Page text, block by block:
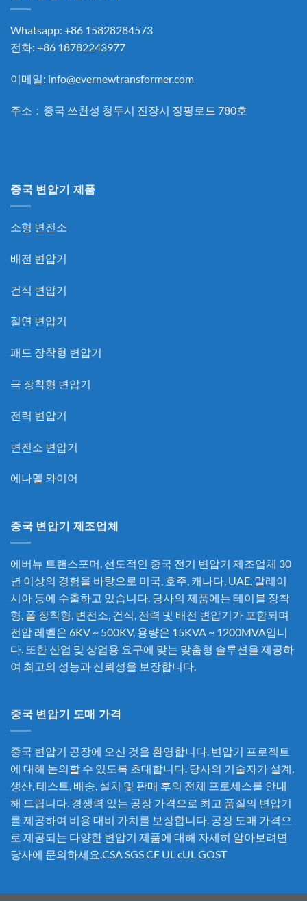
Whatsapp: +86 15828284573
전화: +86 18782243977
이메일: info@evernewtransformer.com
주소：중국 쓰촨성 청두시 진장시 징핑로드 780호
중국 변압기 제품
소형 변전소
배전 변압기
건식 변압기
절연 변압기
패드 장착형 변압기
극 장착형 변압기
전력 변압기
변전소 변압기
에나멜 와이어
중국 변압기 제조업체
에버뉴 트랜스포머, 선도적인 중국 전기 변압기 제조업체 30
년 이상의 경험을 바탕으로 미국, 호주, 캐나다, UAE, 말레이
시아 등에 수출하고 있습니다. 당사의 제품에는 테이블 장착
형, 폴 장착형, 변전소, 건식, 전력 및 배전 변압기가 포함되며
전압 레벨은 6KV ~ 500KV, 용량은 15KVA ~ 1200MVA입니
다. 또한 산업 및 상업용 요구에 맞는 맞춤형 솔루션을 제공하
여 최고의 성능과 신뢰성을 보장합니다.
중국 변압기 도매 가격
중국 변압기 공장에 오신 것을 환영합니다. 변압기 프로젝트
에 대해 논의할 수 있도록 초대합니다. 당사의 기술자가 설계,
생산, 테스트, 배송, 설치 및 판매 후의 전체 프로세스를 안내
해 드립니다. 경쟁력 있는 공장 가격으로 최고 품질의 변압기
를 제공하여 비용 대비 가치를 보장합니다. 공장 도매 가격으
로 제공되는 다양한 변압기 제품에 대해 자세히 알아보려면
당사에 문의하세요.CSA SGS CE UL cUL GOST